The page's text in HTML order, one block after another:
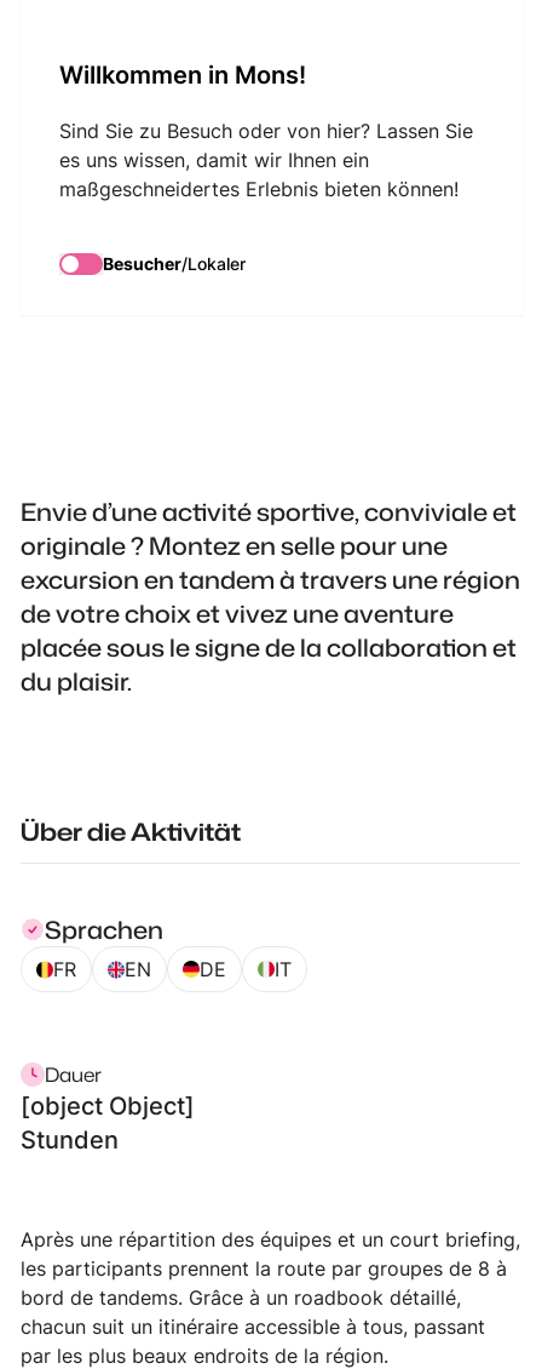
Willkommen in Mons!
Sind Sie zu Besuch oder von hier? Lassen Sie
es uns wissen, damit wir Ihnen ein
maßgeschneidertes Erlebnis bieten können!
Besucher/Lokaler
Ecco La Luna -
Tandem Rallye
Envie d’une activité sportive, conviviale et
originale ? Montez en selle pour une
excursion en tandem à travers une région
de votre choix et vivez une aventure
placée sous le signe de la collaboration et
du plaisir.
Über die Aktivität
Sprachen
FR EN DE IT
Dauer
[object Object]
Stunden
Après une répartition des équipes et un court briefing,
les participants prennent la route par groupes de 8 à
bord de tandems. Grâce à un roadbook détaillé,
chacun suit un itinéraire accessible à tous, passant
par les plus beaux endroits de la région.